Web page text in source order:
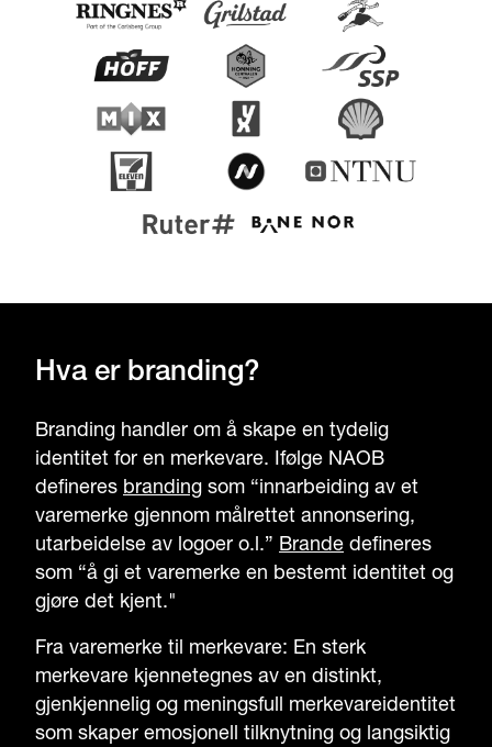
Hva er branding?
Branding handler om å skape en tydelig
identitet for en merkevare. Ifølge NAOB
defineres branding som “innarbeiding av et
varemerke gjennom målrettet annonsering,
utarbeidelse av logoer o.l.” Brande defineres
som “å gi et varemerke en bestemt identitet og
gjøre det kjent."
Fra varemerke til merkevare: En sterk
merkevare kjennetegnes av en distinkt,
gjenkjennelig og meningsfull merkevareidentitet
som skaper emosjonell tilknytning og langsiktig